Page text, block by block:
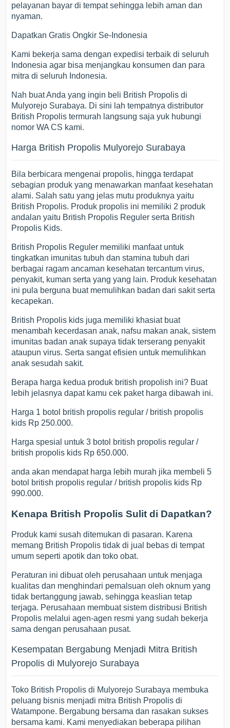
pelayanan bayar di tempat sehingga lebih aman dan
nyaman.
Dapatkan Gratis Ongkir Se-Indonesia
Kami bekerja sama dengan expedisi terbaik di seluruh
Indonesia agar bisa menjangkau konsumen dan para
mitra di seluruh Indonesia.
Nah buat Anda yang ingin beli British Propolis di
Mulyorejo Surabaya. Di sini lah tempatnya distributor
British Propolis termurah langsung saja yuk hubungi
nomor WA CS kami.
Harga British Propolis Mulyorejo Surabaya
Bila berbicara mengenai propolis, hingga terdapat
sebagian produk yang menawarkan manfaat kesehatan
alami. Salah satu yang jelas mutu produknya yaitu
British Propolis. Produk propolis ini memiliki 2 produk
andalan yaitu British Propolis Reguler serta British
Propolis Kids.
British Propolis Reguler memiliki manfaat untuk
tingkatkan imunitas tubuh dan stamina tubuh dari
berbagai ragam ancaman kesehatan tercantum virus,
penyakit, kuman serta yang yang lain. Produk kesehatan
ini pula berguna buat memulihkan badan dari sakit serta
kecapekan.
British Propolis kids juga memiliki khasiat buat
menambah kecerdasan anak, nafsu makan anak, sistem
imunitas badan anak supaya tidak terserang penyakit
ataupun virus. Serta sangat efisien untuk memulihkan
anak sesudah sakit.
Berapa harga kedua produk british propolish ini? Buat
lebih jelasnya dapat kamu cek paket harga dibawah ini.
Harga 1 botol british propolis regular / british propolis
kids Rp 250.000.
Harga spesial untuk 3 botol british propolis regular /
british propolis kids Rp 650.000.
anda akan mendapat harga lebih murah jika membeli 5
botol british propolis regular / british propolis kids Rp
990.000.
Kenapa British Propolis Sulit di Dapatkan?
Produk kami susah ditemukan di pasaran. Karena
memang British Propolis tidak di jual bebas di tempat
umum seperti apotik dan toko obat.
Peraturan ini dibuat oleh perusahaan untuk menjaga
kualitas dan menghindari pemalsuan oleh oknum yang
tidak bertanggung jawab, sehingga keaslian tetap
terjaga. Perusahaan membuat sistem distribusi British
Propolis melalui agen-agen resmi yang sudah bekerja
sama dengan perusahaan pusat.
Kesempatan Bergabung Menjadi Mitra British
Propolis di Mulyorejo Surabaya
Toko British Propolis di Mulyorejo Surabaya membuka
peluang bisnis menjadi mitra British Propolis di
Watampone. Bergabung bersama dan rasakan sukses
bersama kami. Kami menyediakan beberapa pilihan